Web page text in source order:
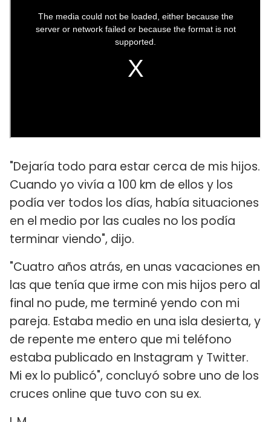
"Dejaría todo para estar cerca de mis hijos.
Cuando yo vivía a 100 km de ellos y los
podía ver todos los días, había situaciones
en el medio por las cuales no los podía
terminar viendo", dijo.
"Cuatro años atrás, en unas vacaciones en
las que tenía que irme con mis hijos pero al
final no pude, me terminé yendo con mi
pareja. Estaba medio en una isla desierta, y
de repente me entero que mi teléfono
estaba publicado en Instagram y Twitter.
Mi ex lo publicó", concluyó sobre uno de los
cruces online que tuvo con su ex.